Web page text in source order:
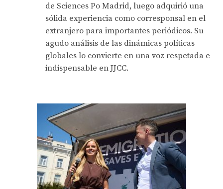
de Sciences Po Madrid, luego adquirió una
sólida experiencia como corresponsal en el
extranjero para importantes periódicos. Su
agudo análisis de las dinámicas políticas
globales lo convierte en una voz respetada e
indispensable en JJCC.